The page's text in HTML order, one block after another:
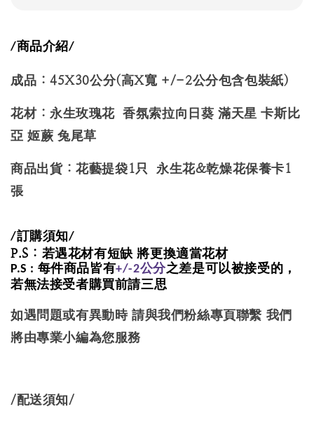
/商品介紹/
成品 : 45X30公分(高X寬 +/-2公分包含包裝紙)
花材 : 永生玫瑰花 香氛索拉向日葵 滿天星 卡斯比
亞 姬蕨 兔尾草
商品出貨 : 花藝提袋1只 永生花&乾燥花保養卡1
張
/訂購須知/
P.S : 若遇花材有短缺 將更換適當花材
P.S : 每件商品皆有+/-2公分之差是可以被接受的，
若無法接受者購買前請三思
如遇問題或有異動時 請與我們粉絲專頁聯繫 我們
將由專業小編為您服務
/配送須知/